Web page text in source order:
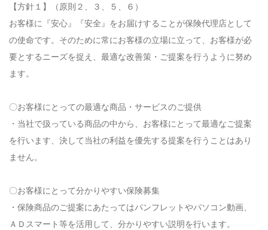
ご予約・お問い合わせ
メールでのご予約
CONTACT
【方針１】（原則２、３、５、６）
お客様に『安心』『安全』をお届けすることが保険代理店として
の使命です。そのために常にお客様の立場に立って、お客様が必
要とするニーズを捉え、最適な改善策・ご提案を行うように努め
ます。
〇お客様にとっての最適な商品・サービスのご提供
・当社で扱っている商品の中から、お客様にとって最適なご提案
を行います、決して当社の利益を優先する提案を行うことはあり
ません。
〇お客様にとって分かりやすい保険募集
・保険商品のご提案にあたってはパンフレットやパソコン動画、
ＡＤスマート等を活用して、分かりやすい説明を行います。